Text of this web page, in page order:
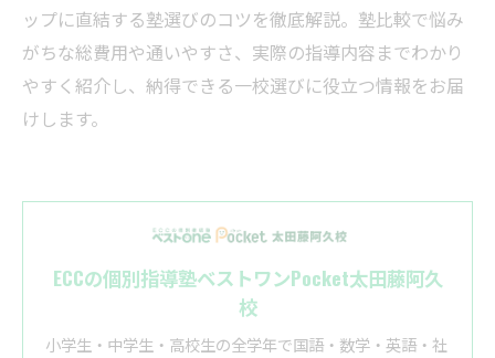
ップに直結する塾選びのコツを徹底解説。塾比較で悩み
がちな総費用や通いやすさ、実際の指導内容までわかり
やすく紹介し、納得できる一校選びに役立つ情報をお届
けします。
ECCの個別指導塾ベストワンPocket太田藤阿久
校
小学生・中学生・高校生の全学年で国語・数学・英語・社